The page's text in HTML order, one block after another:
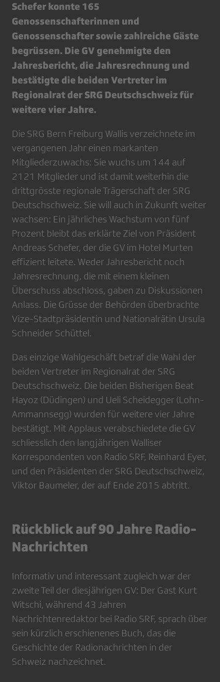
Schefer konnte 165
Genossenschafterinnen und
Genossenschafter sowie zahlreiche Gäste
begrüssen. Die GV genehmigte den
Jahresbericht, die Jahresrechnung und
bestätigte die beiden Vertreter im
Regionalrat der SRG Deutschschweiz für
weitere vier Jahre.
Die SRG Bern Freiburg Wallis verzeichnete im
vergangenen Jahr einen markanten
Mitgliederzuwachs: Sie wuchs um 144 auf
2121 Mitglieder und ist damit weiterhin die
drittgrösste regionale Trägerschaft der SRG
Deutschschweiz. Sie will auch in Zukunft weiter
wachsen: Ein jährliches Wachstum von fünf
Prozent bleibt das erklärte Ziel von Präsident
Andreas Schefer, der die GV im Hotel Murten
effizient leitete. Weder Jahresbericht noch
Jahresrechnung, die mit einem kleinen
Überschuss abschloss, gaben zu Diskussionen
Anlass. Die Grüsse der Behörden überbrachte
Vize-Stadtpräsidentin und Nationalrätin Ursula
Schneider Schüttel.
Das einzige Wahlgeschäft betraf die Wahl der
beiden Vertreter im Regionalrat der SRG
Deutschschweiz. Die beiden Bisherigen Beat
Hayoz (Düdingen) und Ueli Scheidegger (Lohn-
Ammannsegg) wurden für weitere vier Jahre
bestätigt. Mit Applaus verabschiedete die GV
schliesslich den langjährigen Walliser
Korrespondenten von Radio SRF, Reinhard Eyer,
und den Präsidenten der SRG Deutschschweiz,
Viktor Baumeler, der auf Ende 2015 abtritt.
Rückblick auf 90 Jahre Radio-
Nachrichten
Informativ und interessant zugleich war der
zweite Teil der diesjährigen GV: Der Gast Kurt
Witschi, während 43 Jahren
Nachrichtenredaktor bei Radio SRF, sprach über
sein kürzlich erschienenes Buch, das die
Geschichte der Radionachrichten in der
Schweiz nachzeichnet.